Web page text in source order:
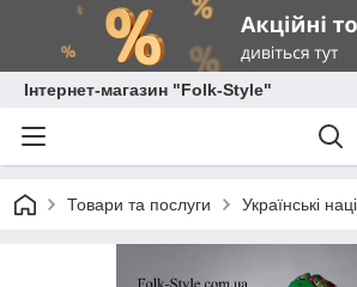
Інтернет-магазин "Folk-Style"
Товари та послуги Українські